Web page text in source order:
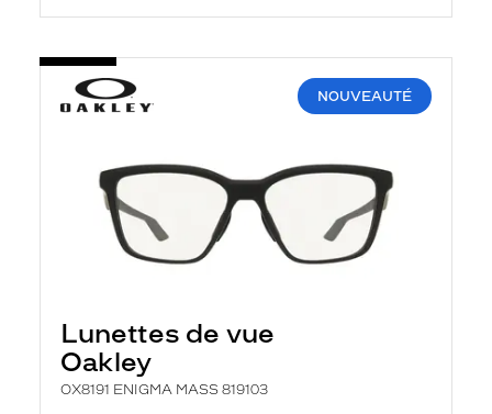
NOUVEAUTÉ
Lunettes de vue
Oakley
OX8191 ENIGMA MASS 819103